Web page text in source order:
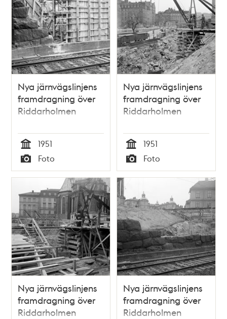
Nya järnvägslinjens
framdragning över
Riddarholmen
Tid
1951
Typ
Foto
Nya järnvägslinjens
framdragning över
Riddarholmen
Tid
1951
Typ
Foto
Nya järnvägslinjens
framdragning över
Riddarholmen
Nya järnvägslinjens
framdragning över
Riddarholmen